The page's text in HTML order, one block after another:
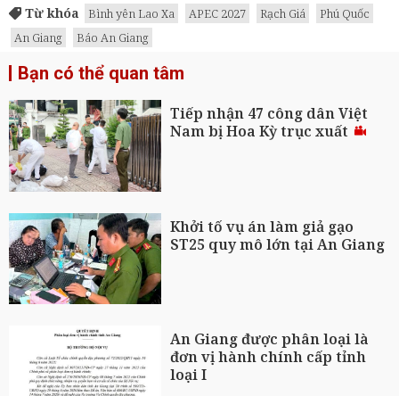
Từ khóa Bình yên Lao Xa APEC 2027 Rạch Giá
Phú Quốc
An Giang
Báo An Giang
Bạn có thể quan tâm
Tiếp nhận 47 công dân Việt
Nam bị Hoa Kỳ trục xuất
Khởi tố vụ án làm giả gạo
ST25 quy mô lớn tại An Giang
An Giang được phân loại là
đơn vị hành chính cấp tỉnh
loại I